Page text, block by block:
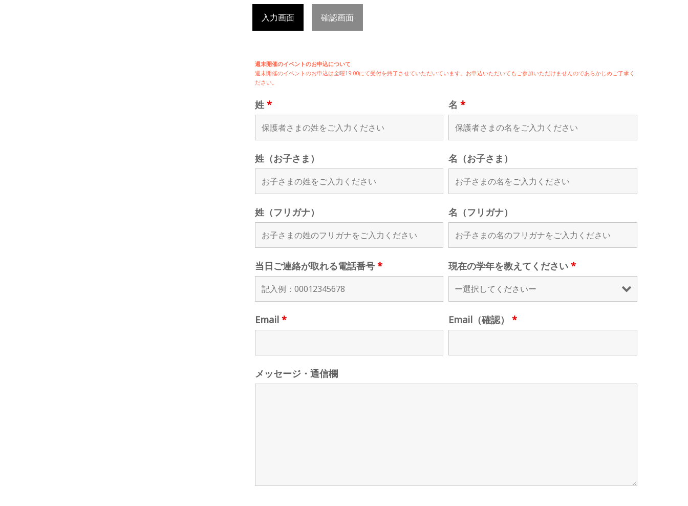
入力画面 確認画面
週末開催のイベントのお申込について
週末開催のイベントのお申込は金曜19:00にて受付を終了させていただいています。お申込いただいてもご参加いただけませんのであらかじめご了承く
ださい。
姓 * 名*
姓（お子さま） 名（お子さま）
姓（フリガナ） 名（フリガナ）
当日ご連絡が取れる電話番号 * 現在の学年を教えてください*
Email * Email（確認）*
メッセージ・通信欄